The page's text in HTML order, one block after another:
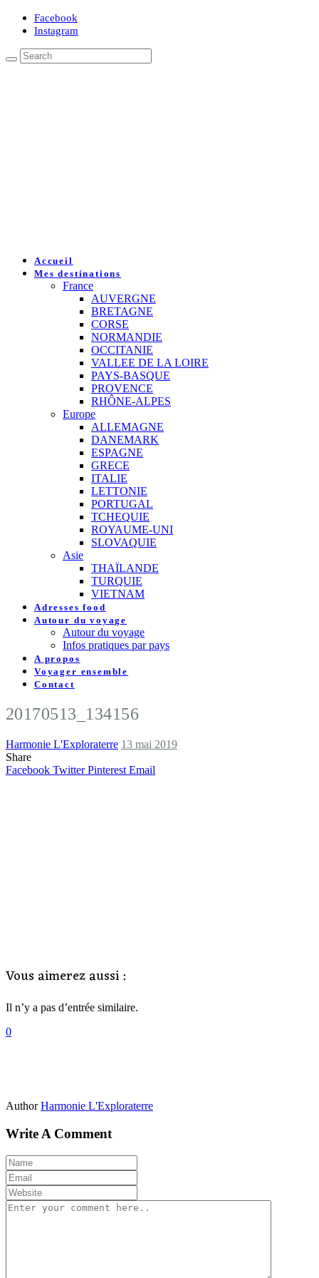
Facebook
Instagram
Accueil
Mes destinations
France
AUVERGNE
BRETAGNE
CORSE
NORMANDIE
OCCITANIE
VALLEE DE LA LOIRE
PAYS-BASQUE
PROVENCE
RHÔNE-ALPES
Europe
ALLEMAGNE
DANEMARK
ESPAGNE
GRECE
ITALIE
LETTONIE
PORTUGAL
TCHEQUIE
ROYAUME-UNI
SLOVAQUIE
Asie
THAÏLANDE
TURQUIE
VIETNAM
Adresses food
Autour du voyage
Autour du voyage
Infos pratiques par pays
A propos
Voyager ensemble
Contact
20170513_134156
Harmonie L'Exploraterre 13 mai 2019
Share
Facebook Twitter Pinterest Email
Vous aimerez aussi :
Il n’y a pas d’entrée similaire.
0
Author Harmonie L'Exploraterre
Write A Comment